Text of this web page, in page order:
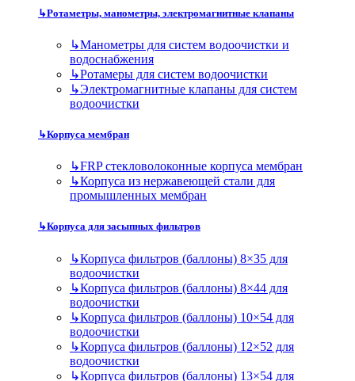
↳Ротаметры, манометры, электромагнитные клапаны
↳Манометры для систем водоочистки и
водоснабжения
↳Ротамеры для систем водоочистки
↳Электромагнитные клапаны для систем
водоочистки
↳Корпуса мембран
↳FRP стекловолоконные корпуса мембран
↳Корпуса из нержавеющей стали для
промышленных мембран
↳Корпуса для засыпных фильтров
↳Корпуса фильтров (баллоны) 8×35 для
водоочистки
↳Корпуса фильтров (баллоны) 8×44 для
водоочистки
↳Корпуса фильтров (баллоны) 10×54 для
водоочистки
↳Корпуса фильтров (баллоны) 12×52 для
водоочистки
↳Корпуса фильтров (баллоны) 13×54 для